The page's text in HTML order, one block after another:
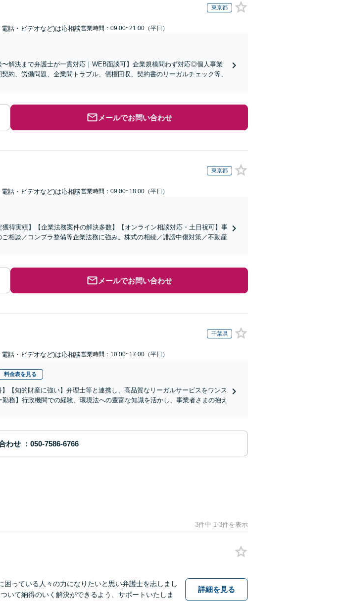
東京都
話・ビデオなど)は応相談営業時間：09:00~21:00（平日）
解決まで弁護士が一貫対応｜WEB面談可】企業規模問わず対応◎個人事業
約、労働問題、企業間トラブル、債権回収、契約書のリーガルチェック等、
メールでお問い合わせ
東京都
話・ビデオなど)は応相談営業時間：09:00~18:00（平日）
獲得実績】【企業法務案件の解決多数】【オンライン相談対応・土日祝可】事
相談／コンプラ整備等企業法務に強み。株式の相続／誹謗中傷対策／不動産
メールでお問い合わせ
千葉県
話・ビデオなど)は応相談営業時間：10:00~17:00（平日）
料金表を見る
】【知的財産に強い】弁理士等と連携し、高品質なリーガルサービスをワンス
務】行政機関での経験、環境法への豊富な知識を活かし、事業者さまの抱え
わせ
3件中 1-3件を表示
困っている人々の力になりたいと思い弁護士を志しまし
いて納得のいく解決ができるよう、サポートいたしま
詳細を見る